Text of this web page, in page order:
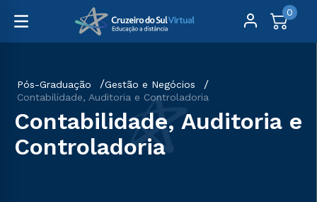
0
Pós-Graduação
Gestão e Negócios
Contabilidade, Auditoria e Controladoria
Contabilidade, Auditoria e
Controladoria